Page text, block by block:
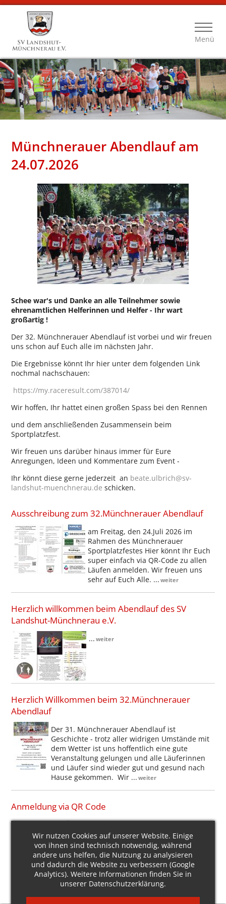
Menü
Münchnerauer Abendlauf am
24.07.2026
Schee war's und Danke an alle Teilnehmer sowie
ehrenamtlichen Helferinnen und Helfer - Ihr wart
großartig !
Der 32. Münchnerauer Abendlauf ist vorbei und wir freuen
uns schon auf Euch alle im nächsten Jahr.
Die Ergebnisse könnt Ihr hier unter dem folgenden Link
nochmal nachschauen:
https://my.raceresult.com/387014/
Wir hoffen, Ihr hattet einen großen Spass bei den Rennen
und dem anschließenden Zusammensein beim
Sportplatzfest.
Wir freuen uns darüber hinaus immer für Eure
Anregungen, Ideen und Kommentare zum Event -
Ihr könnt diese gerne jederzeit an beate.ulbrich@sv-
landshut-muenchnerau.de schicken.
Ausschreibung zum 32.Münchnerauer Abendlauf
am Freitag, den 24.Juli 2026 im
Rahmen des Münchnerauer
Sportplatzfestes Hier könnt Ihr Euch
super einfach via QR-Code zu allen
Läufen anmelden. Wir freuen uns
sehr auf Euch Alle. ... weiter
Herzlich willkommen beim Abendlauf des SV
Landshut-Münchnerau e.V.
... weiter
Herzlich Willkommen beim 32.Münchnerauer
Abendlauf
Der 31. Münchnerauer Abendlauf ist
Geschichte - trotz aller widrigen Umstände mit
dem Wetter ist uns hoffentlich eine gute
Veranstaltung gelungen und alle Läuferinnen
und Läufer sind wieder gut und gesund nach
Hause gekommen. Wir ... weiter
Anmeldung via QR Code
Münchnerauer Abendlauf unkompliziert
anmelden. Eine weitere Möglichkeit ist das
Aufrufen der Internetseite
https://my.raceresult.com/387014/. Sei
dabei! Am Freitag, den 24. ...weiter
Wir nutzen Cookies auf unserer Website. Einige
von ihnen sind technisch notwendig, während
andere uns helfen, die Nutzung zu analysieren
und dadurch die Website zu verbessern (Google
Analytics). Weitere Informationen finden Sie in
unserer Datenschutzerklärung.